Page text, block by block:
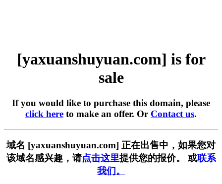
[yaxuanshuyuan.com] is for
sale
If you would like to purchase this domain, please
click here to make an offer. Or Contact us.
域名 [yaxuanshuyuan.com] 正在出售中，如果您对
该域名感兴趣，请点击这里提供您的报价。 或联系
我们。